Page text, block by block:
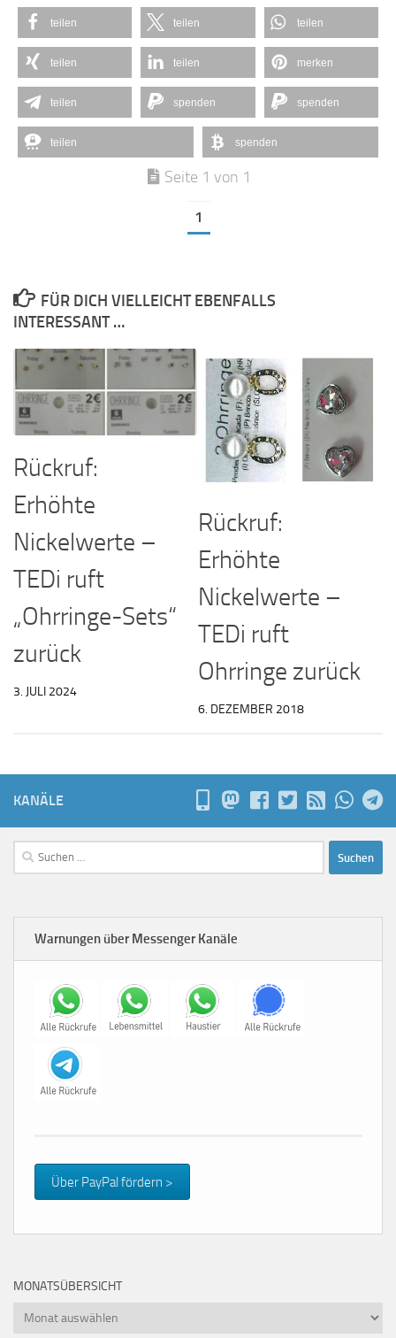
teilen teilen teilen
teilen teilen merken
teilen spenden spenden
teilen spenden
Seite 1 von 1
1
FÜR DICH VIELLEICHT EBENFALLS
INTERESSANT …
Rückruf:
Erhöhte
Nickelwerte –
TEDi ruft
„Ohrringe-Sets“
zurück
3. JULI 2024
Rückruf:
Erhöhte
Nickelwerte –
TEDi ruft
Ohrringe zurück
6. DEZEMBER 2018
KANÄLE
Suchen
nach:
Warnungen über Messenger Kanäle
Über PayPal fördern >
MONATSÜBERSICHT
Monatsübersicht